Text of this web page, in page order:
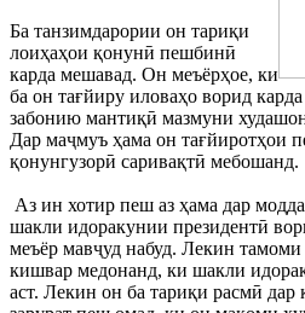
Ба танзимдарории он тариқи
лоиҳаҳои қонунӣ пешбинӣ
карда мешавад. Он меъёрҳое, ки
ба он тағйиру иловаҳо ворид
забонию мантиқӣ мазмуни
Дар маҷмуъ ҳама он тағйиротҳои
қонунгузорӣ саривақтӣ мебошанд.
Аз ин хотир пеш аз ҳама дар
шакли идоракунии президентӣ
меъёр мавҷуд набуд. Лекин
кишвар медонанд, ки шакли
аст. Лекин он ба тариқи расмӣ